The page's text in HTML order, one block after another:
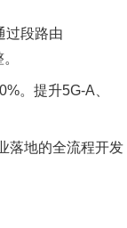
过段路由
。提升5G-A、
落地的全流程开发